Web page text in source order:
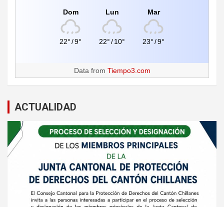
Dom
22°/9°
Lun
22°/10°
Mar
23°/9°
Data from Tiempo3.com
ACTUALIDAD